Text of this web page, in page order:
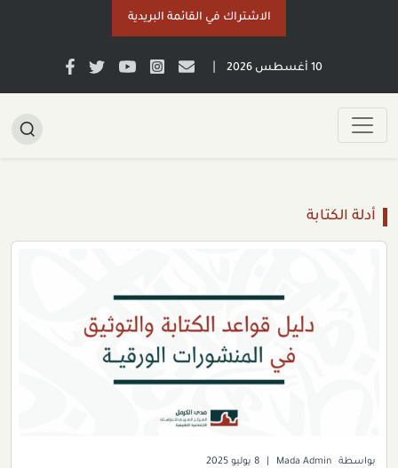
الاشتراك في القائمة البريدية
10 أغسطس 2026
أدلة الكتابة
بواسطة Mada Admin 8 يوليو 2025